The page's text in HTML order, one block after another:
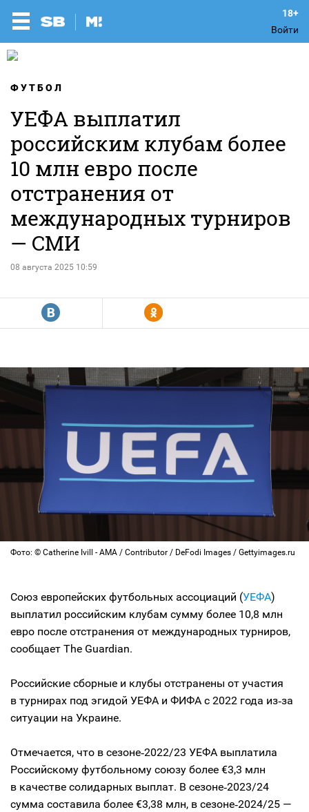
Войти
ФУТБОЛ
УЕФА выплатил
российским клубам более
10 млн евро после
отстранения от
международных турниров
— СМИ
08 августа 2025 10:59
R Y
Фото: © Catherine Ivill - AMA / Contributor / DeFodi Images / Gettyimages.ru
Союз европейских футбольных ассоциаций (УЕФА)
выплатил российским клубам сумму более 10,8 млн
евро после отстранения от международных турниров,
сообщает The Guardian.
Российские сборные и клубы отстранены от участия
в турнирах под эгидой УЕФА и ФИФА с 2022 года из‑за
ситуации на Украине.
Отмечается, что в сезоне‑2022/23 УЕФА выплатила
Российскому футбольному союзу более €3,3 млн
в качестве солидарных выплат. В сезоне‑2023/24
сумма составила более €3,38 млн, в сезоне‑2024/25 —